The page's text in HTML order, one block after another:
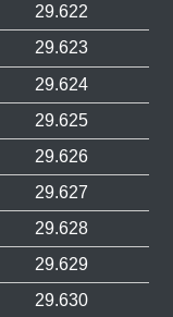
29.622
29.623
29.624
29.625
29.626
29.627
29.628
29.629
29.630